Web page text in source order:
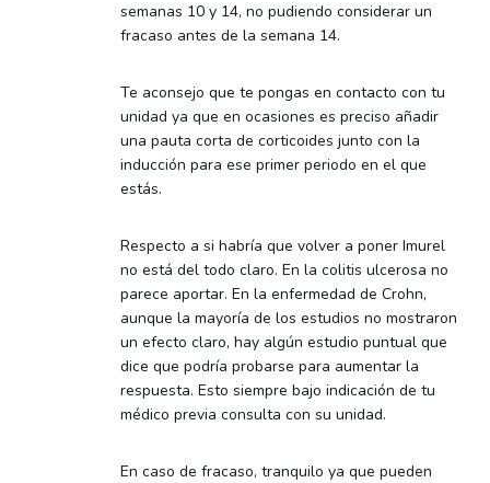
semanas 10 y 14, no pudiendo considerar un
fracaso antes de la semana 14.
Te aconsejo que te pongas en contacto con tu
unidad ya que en ocasiones es preciso añadir
una pauta corta de corticoides junto con la
inducción para ese primer periodo en el que
estás.
Respecto a si habría que volver a poner Imurel
no está del todo claro. En la colitis ulcerosa no
parece aportar. En la enfermedad de Crohn,
aunque la mayoría de los estudios no mostraron
un efecto claro, hay algún estudio puntual que
dice que podría probarse para aumentar la
respuesta. Esto siempre bajo indicación de tu
médico previa consulta con su unidad.
En caso de fracaso, tranquilo ya que pueden